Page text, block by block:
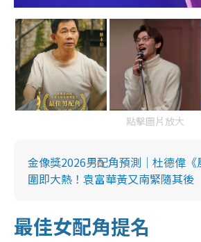
點擊圖片放大
金像獎2026男配角預測｜杜德偉《
圍即大熱！袁富華黃又南緊隨其後
最佳女配角提名